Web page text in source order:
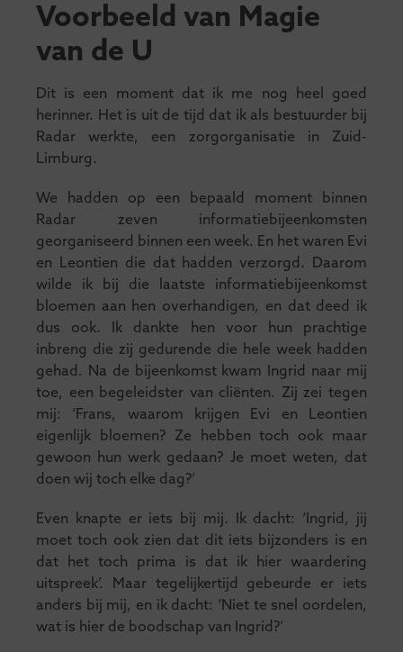
Voorbeeld van Magie
van de U
Dit is een moment dat ik me nog heel goed
herinner. Het is uit de tijd dat ik als bestuurder bij
Radar werkte, een zorgorganisatie in Zuid-
Limburg.
We hadden op een bepaald moment binnen
Radar zeven informatiebijeenkomsten
georganiseerd binnen een week. En het waren Evi
en Leontien die dat hadden verzorgd. Daarom
wilde ik bij die laatste informatiebijeenkomst
bloemen aan hen overhandigen, en dat deed ik
dus ook. Ik dankte hen voor hun prachtige
inbreng die zij gedurende die hele week hadden
gehad. Na de bijeenkomst kwam Ingrid naar mij
toe, een begeleidster van cliënten. Zij zei tegen
mij: ‘Frans, waarom krijgen Evi en Leontien
eigenlijk bloemen? Ze hebben toch ook maar
gewoon hun werk gedaan? Je moet weten, dat
doen wij toch elke dag?’
Even knapte er iets bij mij. Ik dacht: ‘Ingrid, jij
moet toch ook zien dat dit iets bijzonders is en
dat het toch prima is dat ik hier waardering
uitspreek’. Maar tegelijkertijd gebeurde er iets
anders bij mij, en ik dacht: ‘Niet te snel oordelen,
wat is hier de boodschap van Ingrid?’